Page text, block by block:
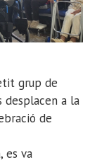
grup de
desplacen a la
de
es va